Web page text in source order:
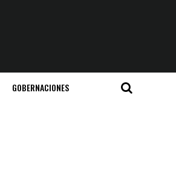
GOBERNACIONES